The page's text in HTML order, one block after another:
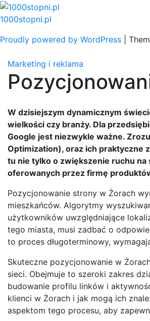
Skip
to
1000stopni.pl
Proudly powered by WordPress
Marketing i reklama
W dzisiejszym dynamicznym
wielkości czy branży. Dla
Google jest niezwykle ważne.
Optimization), oraz ich praktyczne
tu nie tylko o zwiększenie ruchu
oferowanych przez firmę
Pozycjonowanie strony w Żorach
mieszkańców. Algorytmy
użytkowników uwzględniające
tego miasta, musi zadbać o
to proces długoterminowy,
Skuteczne pozycjonowanie w
sieci. Obejmuje to szeroki zakres
budowanie profilu linków i
klienci w Żorach i jak mogą ich
aspektom tego procesu, aby